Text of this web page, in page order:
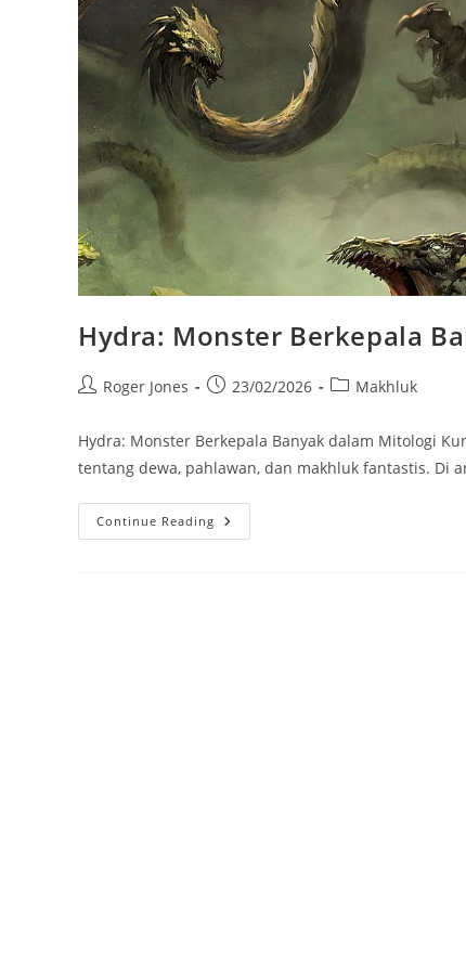
Hydra: Monster Berkepala
PostRoger Jones
Post23/02/2026
PostMakhluk
Hydra: Monster Berkepala Banyak dalam Mitologi
tentang dewa, pahlawan, dan makhluk fantastis. Di
Continue Reading Hydra:
Monster